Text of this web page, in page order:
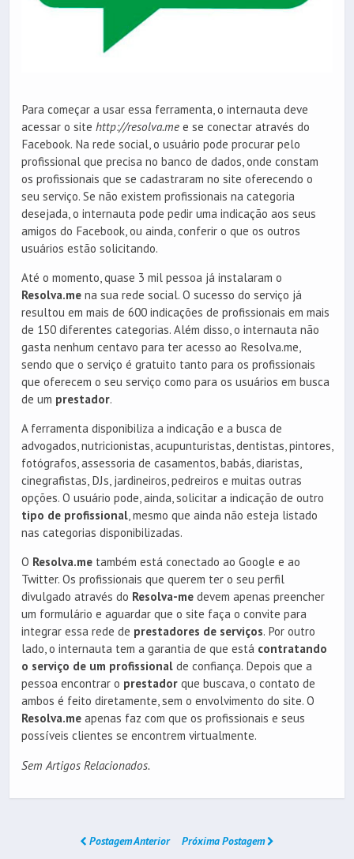
Para começar a usar essa ferramenta, o internauta deve
acessar o site http://resolva.me e se conectar através do
Facebook. Na rede social, o usuário pode procurar pelo
profissional que precisa no banco de dados, onde constam
os profissionais que se cadastraram no site oferecendo o
seu serviço. Se não existem profissionais na categoria
desejada, o internauta pode pedir uma indicação aos seus
amigos do Facebook, ou ainda, conferir o que os outros
usuários estão solicitando.
Até o momento, quase 3 mil pessoa já instalaram o
Resolva.me na sua rede social. O sucesso do serviço já
resultou em mais de 600 indicações de profissionais em mais
de 150 diferentes categorias. Além disso, o internauta não
gasta nenhum centavo para ter acesso ao Resolva.me,
sendo que o serviço é gratuito tanto para os profissionais
que oferecem o seu serviço como para os usuários em busca
de um prestador.
A ferramenta disponibiliza a indicação e a busca de
advogados, nutricionistas, acupunturistas, dentistas, pintores,
fotógrafos, assessoria de casamentos, babás, diaristas,
cinegrafistas, DJs, jardineiros, pedreiros e muitas outras
opções. O usuário pode, ainda, solicitar a indicação de outro
tipo de profissional, mesmo que ainda não esteja listado
nas categorias disponibilizadas.
O Resolva.me também está conectado ao Google e ao
Twitter. Os profissionais que querem ter o seu perfil
divulgado através do Resolva-me devem apenas preencher
um formulário e aguardar que o site faça o convite para
integrar essa rede de prestadores de serviços. Por outro
lado, o internauta tem a garantia de que está contratando
o serviço de um profissional de confiança. Depois que a
pessoa encontrar o prestador que buscava, o contato de
ambos é feito diretamente, sem o envolvimento do site. O
Resolva.me apenas faz com que os profissionais e seus
possíveis clientes se encontrem virtualmente.
Sem Artigos Relacionados.
Postagem Anterior Próxima Postagem